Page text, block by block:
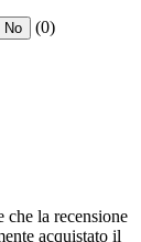
No (0)
la recensione
acquistato il